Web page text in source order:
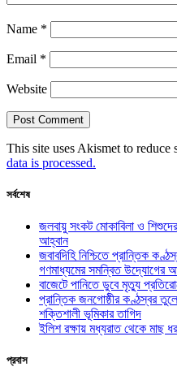
Name *
Email *
Website
This site uses Akismet to reduce
data is processed.
সর্বশেষ
জলবায়ু সংকট মোকাবিলা ও
আহ্বান
জবাবদিহি নিশ্চিতে প্রান্তিক
গণমাধ্যমের সমন্বিত উদ্যোগের
বাজেটে পানিতে ডুবে মৃত্যু
প্রান্তিক জনগোষ্ঠীর কণ্ঠস্বর
শক্তিশালী ভূমিকার তাগিদ
ইলিশ রক্ষায় মধ্যরাত থেকে মাছ
প্রবাস